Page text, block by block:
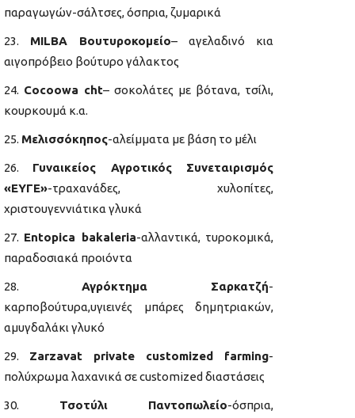
παραγωγών-σάλτσες, όσπρια, ζυμαρικά
MILBA Βουτυροκομείο– αγελαδινό κια
αιγοπρόβειο βούτυρο γάλακτος
Cocoowa cht– σοκολάτες με βότανα, τσίλι,
κουρκουμά κ.α.
Μελισσόκηπος-αλείμματα με βάση το μέλι
Γυναικείος Αγροτικός Συνεταιρισμός
«ΕΥΓΕ»-τραχανάδες, χυλοπίτες,
χριστουγεννιάτικα γλυκά
Entopica bakaleria-αλλαντικά, τυροκομικά,
παραδοσιακά προιόντα
Αγρόκτημα Σαρκατζή-
καρποβούτυρα,υγιεινές μπάρες δημητριακών,
αμυγδαλάκι γλυκό
Zarzavat private customized farming-
πολύχρωμα λαχανικά σε customized διαστάσεις
Τσοτύλι Παντοπωλείο-όσπρια,